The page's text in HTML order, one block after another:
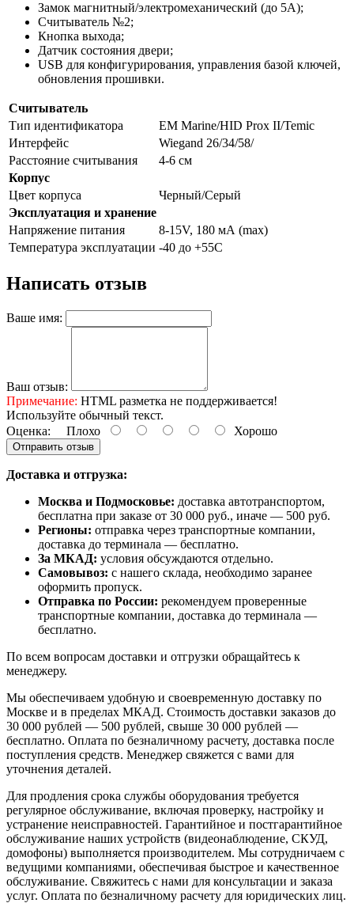
Замок магнитный/электромеханический (до 5А);
Считыватель №2;
Кнопка выхода;
Датчик состояния двери;
USB для конфигурирования, управления базой ключей,
обновления прошивки.
Считыватель
Тип идентификатора
EM Marine/HID Prox II/Temic
Интерфейс
Wiegand 26/34/58/
Расстояние считывания
4-6 см
Корпус
Цвет корпуса
Черный/Серый
Эксплуатация и хранение
Напряжение питания
8-15V, 180 мА (max)
Температура эксплуатации -40 до +55C
Написать отзыв
Ваше имя:
Ваш отзыв:
Примечание: HTML разметка не поддерживается!
Используйте обычный текст.
Оценка: Плохо Хорошо
Отправить отзыв
Доставка и отгрузка:
Москва и Подмосковье: доставка автотранспортом,
бесплатна при заказе от 30 000 руб., иначе — 500 руб.
Регионы: отправка через транспортные компании,
доставка до терминала — бесплатно.
За МКАД: условия обсуждаются отдельно.
Самовывоз: с нашего склада, необходимо заранее
оформить пропуск.
Отправка по России: рекомендуем проверенные
транспортные компании, доставка до терминала —
бесплатно.
По всем вопросам доставки и отгрузки обращайтесь к
менеджеру.
Мы обеспечиваем удобную и своевременную доставку по
Москве и в пределах МКАД. Стоимость доставки заказов до
30 000 рублей — 500 рублей, свыше 30 000 рублей —
бесплатно. Оплата по безналичному расчету, доставка после
поступления средств. Менеджер свяжется с вами для
уточнения деталей.
Для продления срока службы оборудования требуется
регулярное обслуживание, включая проверку, настройку и
устранение неисправностей. Гарантийное и постгарантийное
обслуживание наших устройств (видеонаблюдение, СКУД,
домофоны) выполняется производителем. Мы сотрудничаем с
ведущими компаниями, обеспечивая быстрое и качественное
обслуживание. Свяжитесь с нами для консультации и заказа
услуг. Оплата по безналичному расчету для юридических лиц.